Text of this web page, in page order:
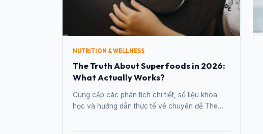
NUTRITION & WELLNESS
The Truth About Superfoods in 2026:
What Actually Works?
Cung cấp các phân tích chi tiết, số liệu khoa
học và hướng dẫn thực tế về chuyên đề The